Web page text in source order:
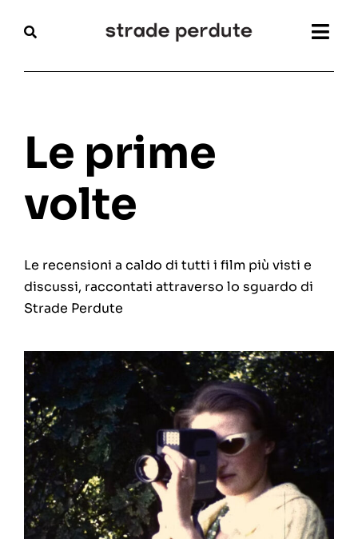
Magazine
Recensioni
Interviste
Festival
Articoli
Chi siamo
Le prime
volte
Le recensioni a caldo di tutti i film più visti e
discussi, raccontati attraverso lo sguardo di
Strade Perdute